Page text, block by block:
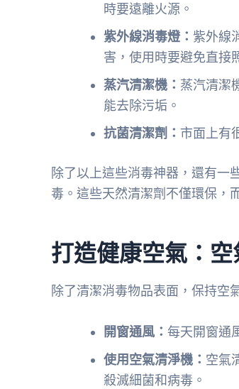
時要遠離火源。
紫外線消毒燈： 紫外線
害，使用時要避免直接
蒸汽清潔機： 蒸汽清潔
能去除污垢。
抗菌清潔劑： 市面上有
除了以上這些消毒神器，還有一
毒。這些天然清潔劑不僅環保，
打造健康空氣：
除了清潔消毒物品表面，保持空
開窗通風： 每天開窗通
使用空氣清淨機： 空氣
殺滅細菌和病毒。